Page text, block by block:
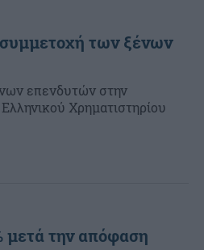
συμμετοχή των ξένων
επενδυτών στην
Χρηματιστηρίου
την απόφαση